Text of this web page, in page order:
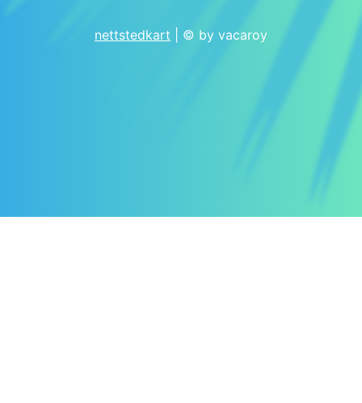
nettstedkart | © by vacaroy